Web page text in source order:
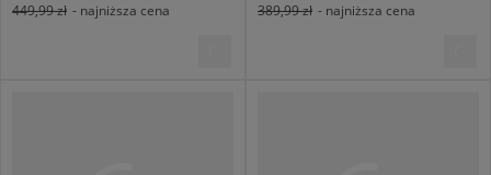
449,99 zł - najniższa cena
389,99 zł - najniższa cena